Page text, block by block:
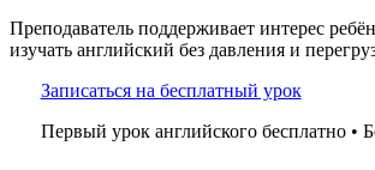
Преподаватель поддерживает интерес
изучать английский без давления и
Записаться на бесплатный урок
Первый урок английского бесплатно •